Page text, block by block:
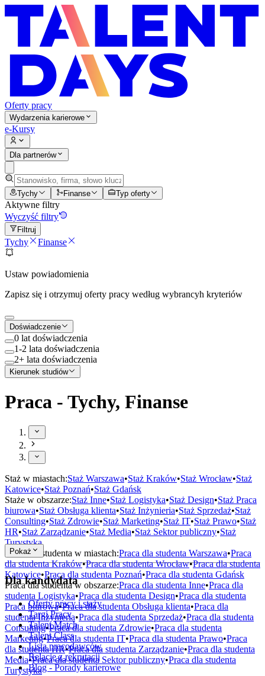
Oferty pracy
Wydarzenia karierowe
e-Kursy
Dla partnerów
Tychy Finanse Typ oferty
Aktywne filtry
Wyczyść filtry
Filtruj
Tychy Finanse
Ustaw powiadomienia
Zapisz się i otrzymuj oferty pracy według wybrancyh kryteriów
Doświadczenie
0 lat doświadczenia
1-2 lata doświadczenia
2+ lata doświadczenia
Kierunek studiów
Praca - Tychy, Finanse
Staż w miastach:Staż Warszawa•Staż Kraków•Staż Wrocław•Staż
Katowice•Staż Poznań•Staż Gdańsk
Staże w obszarze:Staż Inne•Staż Logistyka•Staż Design•Staż Praca
biurowa•Staż Obsługa klienta•Staż Inżynieria•Staż Sprzedaż•Staż
Consulting•Staż Zdrowie•Staż Marketing•Staż IT•Staż Prawo•Staż
HR•Staż Zarządzanie•Staż Media•Staż Sektor publiczny•Staż
Turystyka
Praca dla studenta w miastach:Praca dla studenta Warszawa•Praca
dla studentaKraków•Praca dla studentaWrocław•Praca dla studenta
Katowice•Praca dla studenta Poznań•Praca dla studenta Gdańsk
Praca dla studenta w obszarze:Praca dla studenta Inne•Praca dla
studenta Logistyka•Praca dla studenta Design•Praca dla studenta
Praca biurowa•Praca dla studenta Obsługa klienta•Praca dla
studentaInżynieria•Praca dla studenta Sprzedaż•Praca dla studenta
Consulting•Praca dla studenta Zdrowie•Praca dla studenta
Marketing•Praca dla studenta IT•Praca dla studenta Prawo•Praca
dla studentaHR•Praca dla studenta Zarządzanie•Praca dla studenta
Media•Praca dla studenta Sektor publiczny•Praca dla studenta
Turystyka
Pokaż
Dla kandydata
Oferty pracy i staży
Targi Pracy
Talent Match
Talent Class
Lista pracodawców
Relacje z rekrutacji
Blog - Porady karierowe